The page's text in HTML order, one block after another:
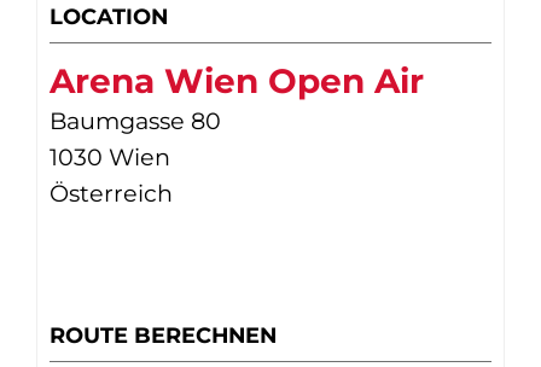
LOCATION
Arena Wien Open Air
Baumgasse 80
1030 Wien
Österreich
ROUTE BERECHNEN